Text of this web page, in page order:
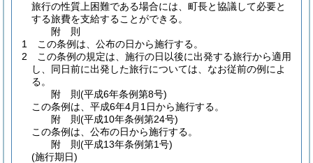
旅行の性質上困難である場合には、町長と協議して必要と
する旅費を支給することができる。
附 則
1
この条例は、公布の日から施行する。
2
この条例の規定は、施行の日以後に出発する旅行から適用
し、同日前に出発した旅行については、なお従前の例によ
る。
附 則(平成6年条例第8号)
この条例は、平成6年4月1日から施行する。
附 則(平成10年条例第24号)
この条例は、公布の日から施行する。
附 則(平成13年条例第1号)
(施行期日)